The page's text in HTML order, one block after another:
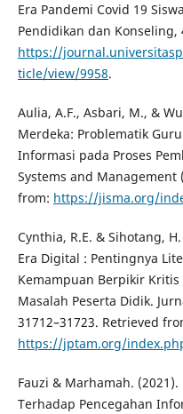
Era Pandemi Covid 19
Pendidikan dan Konseling,
https://
ticle/view/9958.
Aulia, A.F., Asbari, M., &
Merdeka: Problematik
Informasi pada Proses
Systems and Management
from: https://jisma.org/
Cynthia, R.E. & Sihotang,
Era Digital : Pentingnya
Kemampuan Berpikir
Masalah Peserta Didik.
31712–31723. Retrieved
https://jptam.org/
Fauzi & Marhamah.
Terhadap Pencegahan